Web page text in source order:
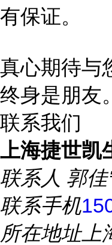
有保证。
真心期待与
终身是朋友
联系我们
上海捷世凯
联系人 郭佳
联系手机
所在地址上